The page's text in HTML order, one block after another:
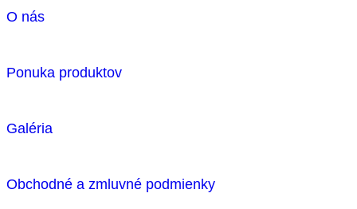
O nás
Ponuka produktov
Galéria
Obchodné a zmluvné podmienky